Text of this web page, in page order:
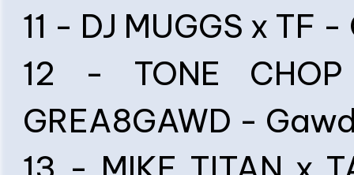
11 - DJ MUGGS x TF
12 - TONE
GREA8GAWD -